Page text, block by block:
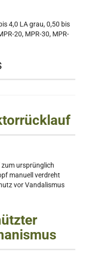
4,0 LA grau, 0,50 bis
20, MPR-30, MPR-
zum ursprünglich
manuell verdreht
vor Vandalismus